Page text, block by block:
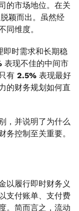
的市场地位。在关
脱颖而出。虽然经
同维度。
即时需求和长期稳
表现不佳的中间市
有 2.5% 表现最好
的财务规划如何直
，并说明了为什么
务控制至关重要。
以履行即时财务义
支付账单、支付费
。简而言之，流动